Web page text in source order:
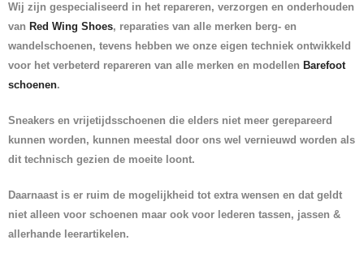
Wij zijn gespecialiseerd in het repareren, verzorgen en onderhouden
van Red Wing Shoes, reparaties van alle merken berg- en
wandelschoenen, tevens hebben we onze eigen techniek ontwikkeld
voor het verbeterd repareren van alle merken en modellen Barefoot
schoenen.
Sneakers en vrijetijdsschoenen die elders niet meer gerepareerd
kunnen worden, kunnen meestal door ons wel vernieuwd worden als
dit technisch gezien de moeite loont.
Daarnaast is er ruim de mogelijkheid tot extra wensen en dat geldt
niet alleen voor schoenen maar ook voor lederen tassen, jassen &
allerhande leerartikelen.